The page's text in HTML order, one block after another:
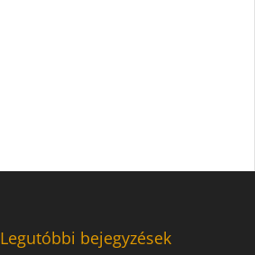
Legutóbbi bejegyzések